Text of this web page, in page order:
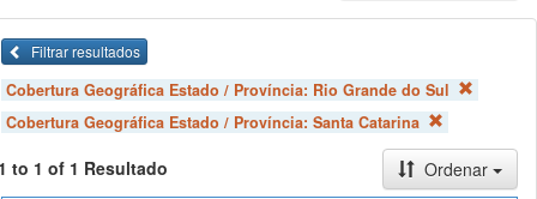
Filtrar resultados
Cobertura Geográfica Estado / Província: Rio Grande do Sul
Cobertura Geográfica Estado / Província: Santa Catarina
to 1 of 1 Resultado
Ordenar